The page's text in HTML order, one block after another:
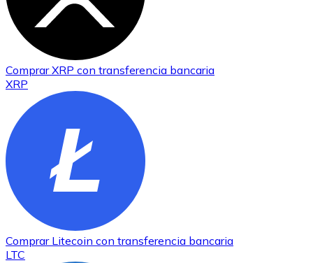
ComprarXRP con transferencia bancaria
XRP
Comprar Litecoin con transferencia bancaria
LTC